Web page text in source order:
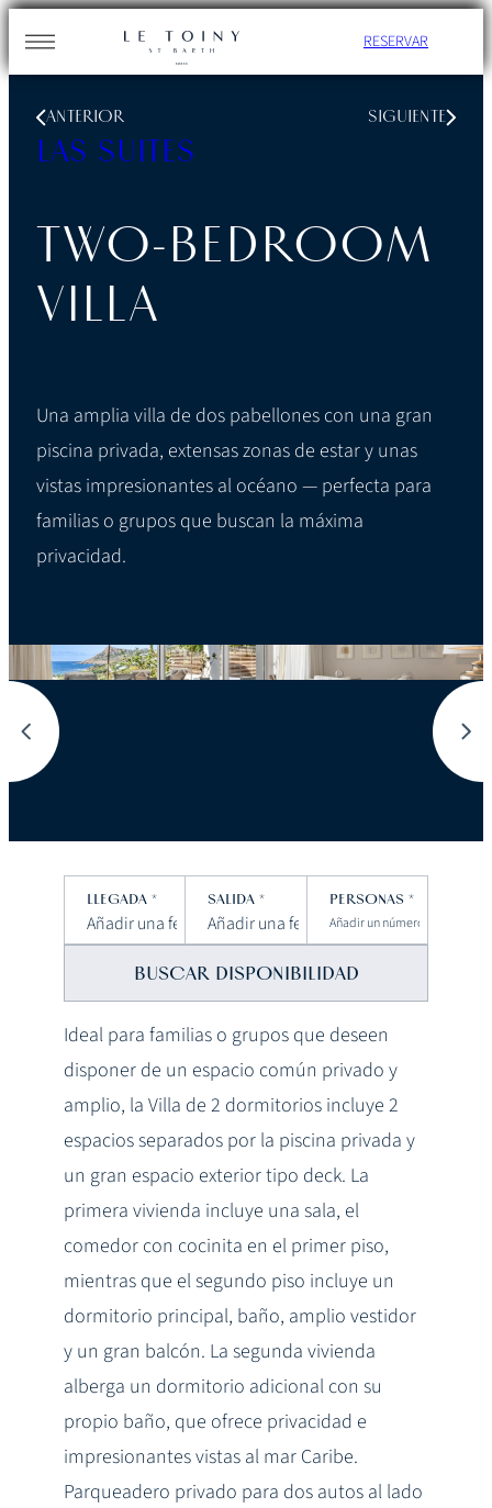
to
RESERVAR
ANTERIOR SIGUIENTE
LAS SUITES
TWO-BEDROOM
VILLA
Una amplia villa de dos pabellones con una gran
piscina privada, extensas zonas de estar y unas
vistas impresionantes al océano — perfecta para
familias o grupos que buscan la máxima
privacidad.
LLEGADA * SALIDA * PERSONAS*
Ideal para familias o grupos que deseen
disponer de un espacio común privado y
amplio, la Villa de 2 dormitorios incluye 2
espacios separados por la piscina privada y
un gran espacio exterior tipo deck. La
primera vivienda incluye una sala, el
comedor con cocinita en el primer piso,
mientras que el segundo piso incluye un
dormitorio principal, baño, amplio vestidor
y un gran balcón. La segunda vivienda
alberga un dormitorio adicional con su
propio baño, que ofrece privacidad e
impresionantes vistas al mar Caribe.
Parqueadero privado para dos autos al lado